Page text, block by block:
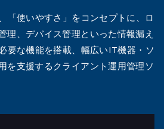
メールマガ
公式SNS
「使いやすさ」をコンセプトに、ロ
理、デバイス管理といった情報漏え
要な機能を搭載、幅広いIT機器・ソ
を支援するクライアント運用管理ソ